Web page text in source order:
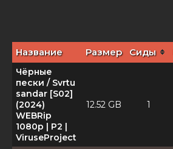
Название Размер Сиды
Чёрные
пески / Svrtu
sandar [S02]
(2024)
WEBRip
1080p | P2 |
ViruseProject
12.52 GB 1